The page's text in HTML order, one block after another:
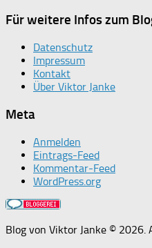
Für weitere Infos zum
Datenschutz
Impressum
Kontakt
Über Viktor Janke
Meta
Anmelden
Eintrags-Feed
Kommentar-Feed
WordPress.org
Blog von Viktor Janke © 2026.